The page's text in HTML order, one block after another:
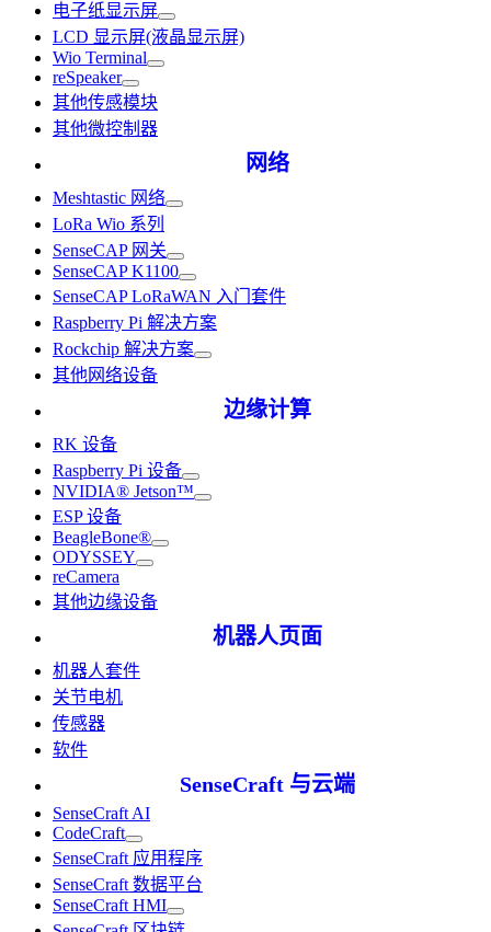
电子纸显示屏
LCD 显示屏(液晶显示屏)
Wio Terminal
reSpeaker
其他传感模块
其他微控制器
网络
Meshtastic 网络
LoRa Wio 系列
SenseCAP 网关
SenseCAP K1100
SenseCAP LoRaWAN 入门套件
Raspberry Pi 解决方案
Rockchip 解决方案
其他网络设备
边缘计算
RK 设备
Raspberry Pi 设备
NVIDIA® Jetson™
ESP 设备
BeagleBone®
ODYSSEY
reCamera
其他边缘设备
机器人页面
机器人套件
关节电机
传感器
软件
SenseCraft 与云端
SenseCraft AI
CodeCraft
SenseCraft 应用程序
SenseCraft 数据平台
SenseCraft HMI